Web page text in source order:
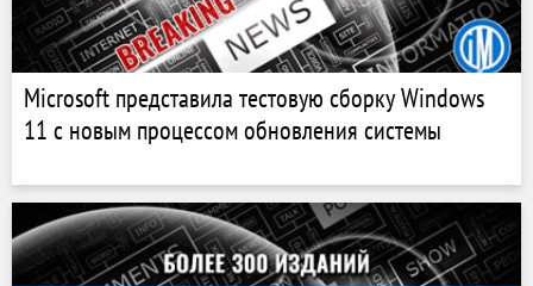
Microsoft представила тестовую сборку Windows
11 с новым процессом обновления системы